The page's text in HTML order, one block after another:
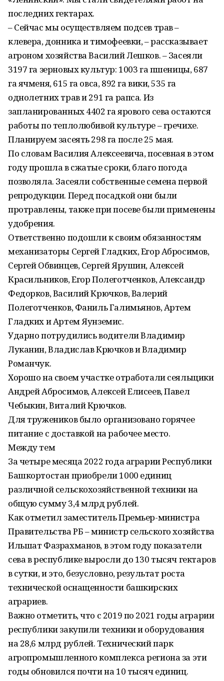
последних гектарах.
– Сейчас мы осуществляем подсев трав –
клевера, донника и тимофеевки, – рассказывает
агроном хозяйства Василий Лешков. – Засеяли
3197 га зерновых культур: 1003 га пшеницы, 687
га ячменя, 615 га овса, 892 га вики, 535 га
однолетних трав и 291 га рапса. Из
запланированных 4402 га ярового сева остаются
работы по теплолюбивой культуре – гречихе.
Планируем засеять 298 га после 25 мая.
По словам Василия Алексеевича, посевная в этом
году прошла в сжатые сроки, благо погода
позволяла. Засеяли собственные семена первой
репродукции. Перед посадкой они были
протравлены, также при посеве были применены
удобрения.
Ответственно подошли к своим обязанностям
механизаторы Сергей Гладких, Егор Абросимов,
Сергей Обвинцев, Сергей Ярушин, Алексей
Красильников, Егор Полеготченков, Александр
Федорков, Василий Крючков, Валерий
Полеготченков, Фаниль Галимьянов, Артем
Гладких и Артем Яунземис.
Ударно потрудились водители Владимир
Луканин, Владислав Крючков и Владимир
Романчук.
Хорошо на своем участке отработали сеяльщики
Андрей Абросимов, Алексей Елисеев, Павел
Чебыкин, Виталий Крючков.
Для тружеников было организовано горячее
питание с доставкой на рабочее место.
Между тем
За четыре месяца 2022 года аграрии Республики
Башкортостан приобрели 1000 единиц
различной сельскохозяйственной техники на
общую сумму 3,4 млрд рублей.
Как отметил заместитель Премьер-министра
Правительства РБ – министр сельского хозяйства
Ильшат Фазрахманов, в этом году показатели
сева в республике выросли до 130 тысяч гектаров
в сутки, и это, безусловно, результат роста
технической оснащенности башкирских
аграриев.
Важно отметить, что с 2019 по 2021 годы аграрии
республики закупили техники и оборудования
на 28,6 млрд рублей. Технический парк
агропромышленного комплекса региона за эти
годы обновился почти на 10 тысяч единиц.